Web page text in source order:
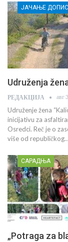
Udruženja
РЕДАКЦИЈА авг
Udruženje žena
inicijativu za
Osredci. Reč je o
više od
САРАДЊА
„Potraga za